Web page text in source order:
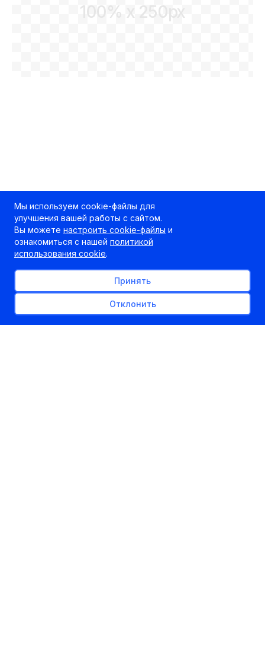
100% x 250px
Мы используем cookie-файлы для
улучшения вашей работы с сайтом.
Вы можете настроить cookie-файлы и
ознакомиться с нашей политикой
использования cookie.
Принять
Отклонить